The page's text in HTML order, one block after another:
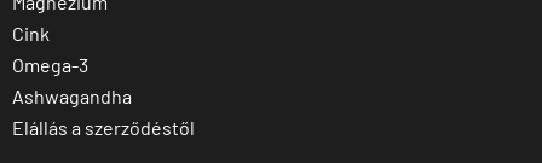
Cink
Omega-3
Ashwagandha
Elállás a szerződéstől